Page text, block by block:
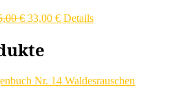
€ Ursprünglicher
45,00 €
33,00 €Aktueller
Details